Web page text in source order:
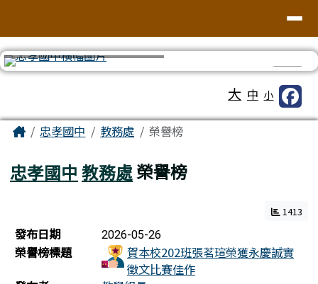
大 中 小
主內容區域
Home忠孝國中 教務處 榮譽榜
忠孝國中 教務處榮譽榜
1413
榮譽榜列表
發布日期 2026-05-26
榮譽榜標題
賀本校202班張茗瑄榮獲永慶誠實
徵文比賽佳作
頁尾區域